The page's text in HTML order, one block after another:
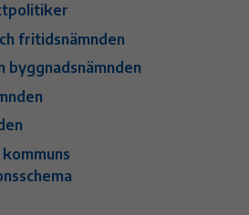
fritidsnämnden
byggnadsnämnden